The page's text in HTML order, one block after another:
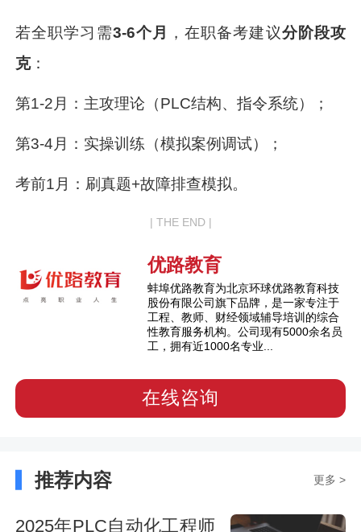
若全职学习需3-6个月 ，在职备考建议分阶段攻
克：
第1-2月：主攻理论（PLC结构、指令系统）；
第3-4月：实操训练（模拟案例调试）；
考前1月：刷真题+故障排查模拟。
| THE END |
优路教育
蚌埠优路教育为北京环球优路教育科技
股份有限公司旗下品牌，是一家专注于
工程、教师、财经领域辅导培训的综合
性教育服务机构。公司现有5000余名员
工，拥有近1000名专业...
在线咨询
推荐内容 更多 >
2025年PLC自动化工程师